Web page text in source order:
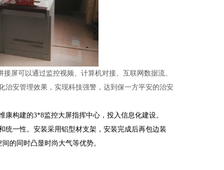
接屏可以通过监控视频、计算机对接、互联网数据流、
治安管理效果，实现科技强警，达到保一方平安的治安
构建的3*8监控大屏指挥中心，投入信息化建设。
统一性。安装采用铝型材支架，安装完成后再包边装
的同时凸显时尚大气等优势。